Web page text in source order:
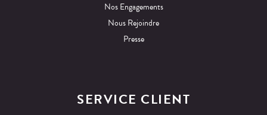
Nos Engagements
Nous Rejoindre
Presse
SERVICE CLIENT